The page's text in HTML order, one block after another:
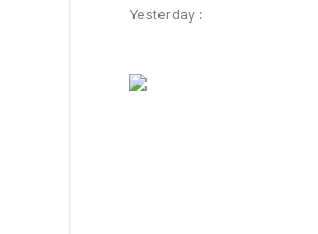
Yesterday :